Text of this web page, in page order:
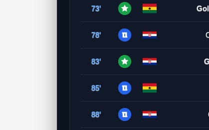
73'
78'
83'
85'
88'